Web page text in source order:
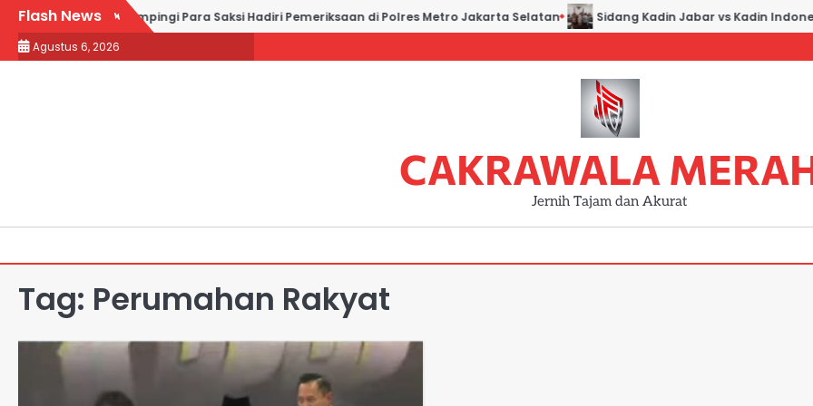
Skip
content
Flash News
and Partners Dampingi Para Saksi Hadiri Pemeriksaan di Polres Metro Jakarta Selatan Sidang Kadin Jabar vs Kadin
Agustus 6, 2026
CAKRAWALA
Jernih Tajam dan Akurat
Tag: Perumahan Rakyat